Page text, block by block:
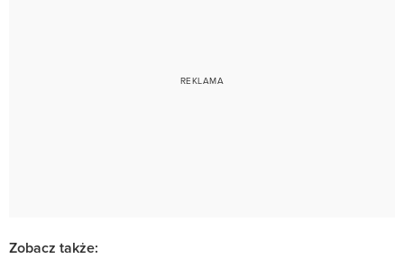
Zobacz także: